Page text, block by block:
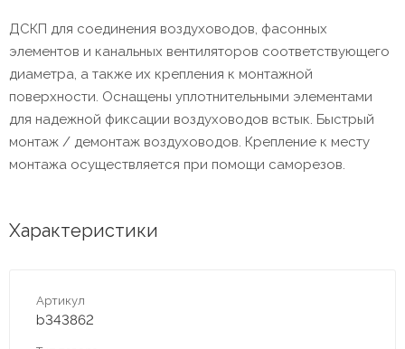
ДСКП для соединения воздуховодов, фасонных
элементов и канальных вентиляторов соответствующего
диаметра, а также их крепления к монтажной
поверхности. Оснащены уплотнительными элементами
для надежной фиксации воздуховодов встык. Быстрый
монтаж / демонтаж воздуховодов. Крепление к месту
монтажа осуществляется при помощи саморезов.
Характеристики
Артикул
b343862